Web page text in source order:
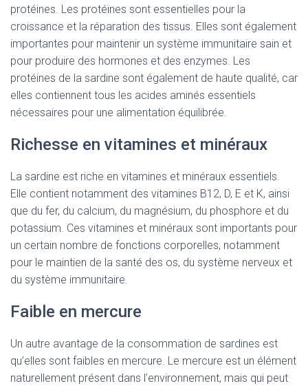
protéines. Les protéines sont essentielles pour la
croissance et la réparation des tissus. Elles sont également
importantes pour maintenir un système immunitaire sain et
pour produire des hormones et des enzymes. Les
protéines de la sardine sont également de haute qualité, car
elles contiennent tous les acides aminés essentiels
nécessaires pour une alimentation équilibrée.
Richesse en vitamines et minéraux
La sardine est riche en vitamines et minéraux essentiels.
Elle contient notamment des vitamines B12, D, E et K, ainsi
que du fer, du calcium, du magnésium, du phosphore et du
potassium. Ces vitamines et minéraux sont importants pour
un certain nombre de fonctions corporelles, notamment
pour le maintien de la santé des os, du système nerveux et
du système immunitaire.
Faible en mercure
Un autre avantage de la consommation de sardines est
qu’elles sont faibles en mercure. Le mercure est un élément
naturellement présent dans l’environnement, mais qui peut